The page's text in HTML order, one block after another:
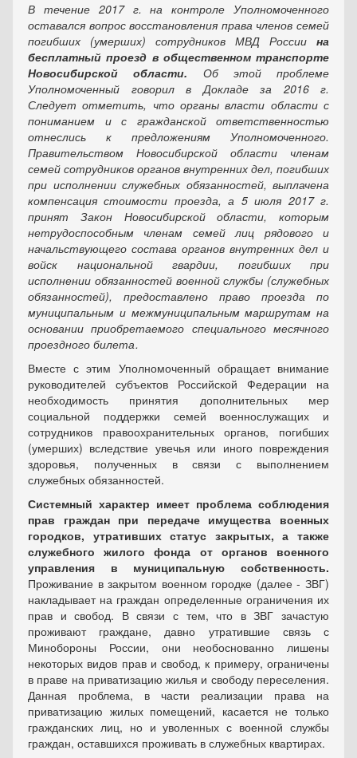
В течение 2017 г. на контроле Уполномоченного
оставался вопрос восстановления права членов семей
погибших (умерших) сотрудников МВД России на
бесплатный проезд в общественном транспорте
Новосибирской области. Об этой проблеме
Уполномоченный говорил в Докладе за 2016 г.
Следует отметить, что органы власти области с
пониманием и с гражданской ответственностью
отнеслись к предложениям Уполномоченного.
Правительством Новосибирской области членам
семей сотрудников органов внутренних дел, погибших
при исполнении служебных обязанностей, выплачена
компенсация стоимости проезда, а 5 июля 2017 г.
принят Закон Новосибирской области, которым
нетрудоспособным членам семей лиц рядового и
начальствующего состава органов внутренних дел и
войск национальной гвардии, погибших при
исполнении обязанностей военной службы (служебных
обязанностей), предоставлено право проезда по
муниципальным и межмуниципальным маршрутам на
основании приобретаемого специального месячного
проездного билета .
Вместе с этим Уполномоченный обращает внимание
руководителей субъектов Российской Федерации на
необходимость принятия дополнительных мер
социальной поддержки семей военнослужащих и
сотрудников правоохранительных органов, погибших
(умерших) вследствие увечья или иного повреждения
здоровья, полученных в связи с выполнением
служебных обязанностей.
Системный характер имеет проблема соблюдения
прав граждан при передаче имущества военных
городков, утративших статус закрытых, а также
служебного жилого фонда от органов военного
управления в муниципальную собственность.
Проживание в закрытом военном городке (далее - ЗВГ)
накладывает на граждан определенные ограничения их
прав и свобод. В связи с тем, что в ЗВГ зачастую
проживают граждане, давно утратившие связь с
Минобороны России, они необоснованно лишены
некоторых видов прав и свобод, к примеру, ограничены
в праве на приватизацию жилья и свободу переселения.
Данная проблема, в части реализации права на
приватизацию жилых помещений, касается не только
гражданских лиц, но и уволенных с военной службы
граждан, оставшихся проживать в служебных квартирах.